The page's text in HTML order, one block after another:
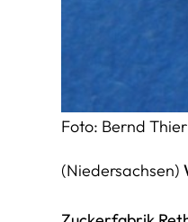
Foto: Bernd Thier
(Niedersachsen)